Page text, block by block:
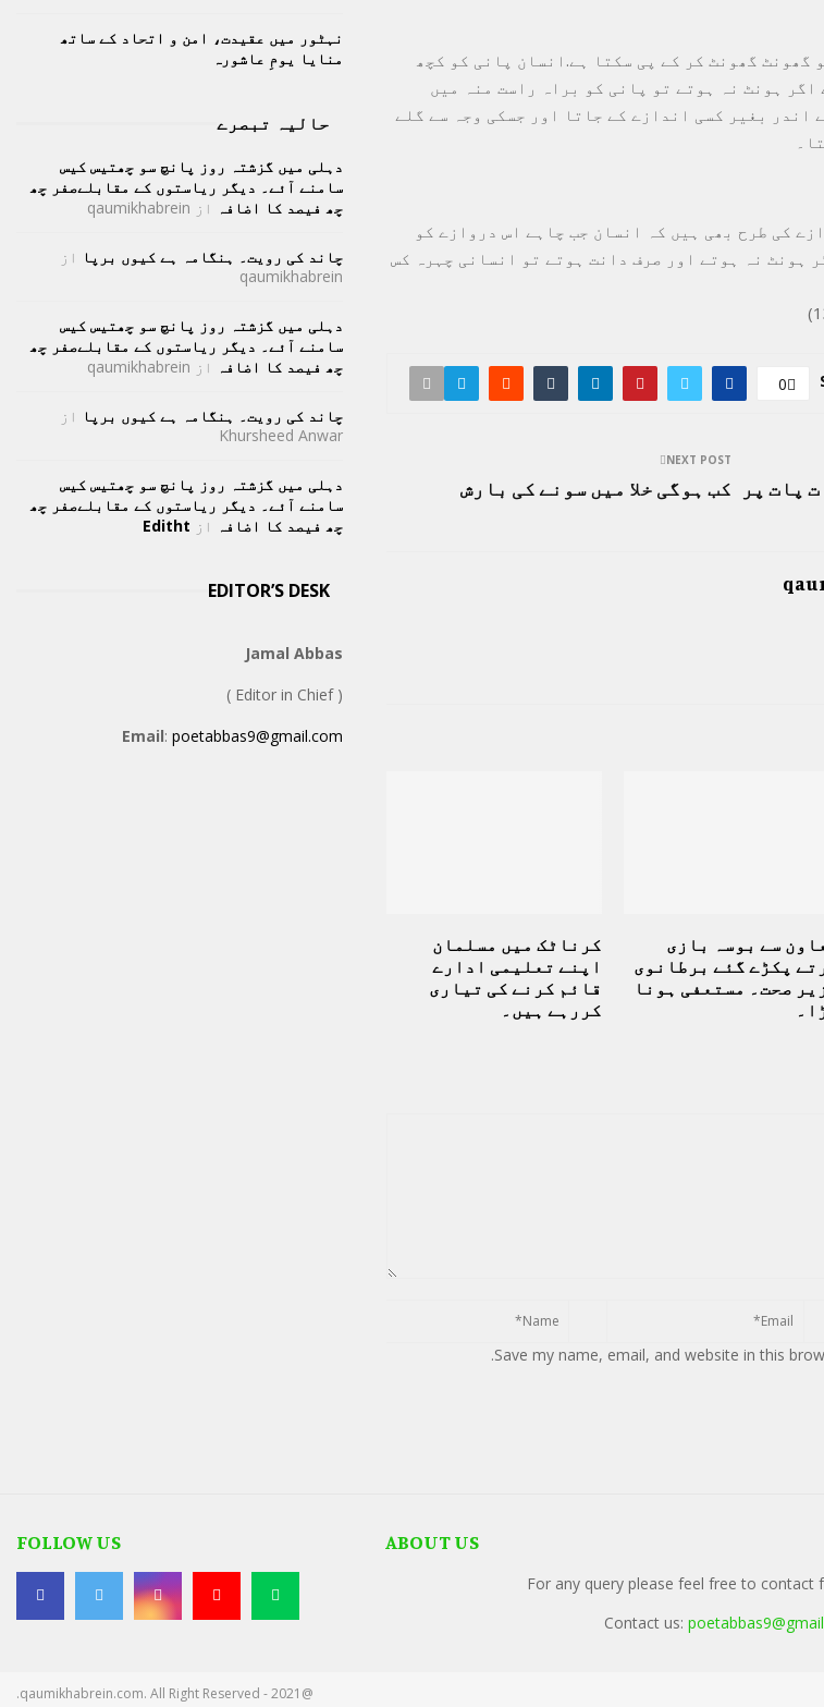
گھونٹ گھونٹ کر کے پی سکتا ہے.انسان پانی کو کچھ
ہونٹ نہ ہوتے تو پانی کو براہ راست منہ میں
اندر بغیر کسی اندازے کے جاتا اور جسکی وجہ سے گلے
کی طرح بھی ہیں کہ انسان جب چاہے اس دروازے کو
ہونٹ نہ ہوتے اور صرف دانت ہوتے تو انسانی چہرہ کس
0
پات پر
NEXT POST
کب ہوگی خلا میں سونے کی بارش
کرناٹک میں مسلمان
اپنے تعلیمی ادارے
قائم کرنے کی تیاری
کررہے ہیں۔
سے بوسہ بازی
پکڑے گئے برطانوی
صحت۔ مستعفی ہونا
Save my name, email, and website in this
نہٹور میں عقیدت، امن و اتحاد کے ساتھ
منایا یومِ عاشورہ
حالیہ تبصرے
دہلی میں گزشتہ روز پانچ سو چھتیس کیس
سامنے آئے۔ دیگر ریاستوں کے مقابلےصفر چھ
چھ فیصد کا اضافہ از qaumikhabrein
چاند کی رویت۔ ہنگامہ ہے کیوں برپا از
qaumikhabrein
دہلی میں گزشتہ روز پانچ سو چھتیس کیس
سامنے آئے۔ دیگر ریاستوں کے مقابلےصفر چھ
چھ فیصد کا اضافہ از qaumikhabrein
چاند کی رویت۔ ہنگامہ ہے کیوں برپا از
Khursheed Anwar
دہلی میں گزشتہ روز پانچ سو چھتیس کیس
سامنے آئے۔ دیگر ریاستوں کے مقابلےصفر چھ
چھ فیصد کا اضافہ از Editht
EDITOR’S DESK
Jamal Abbas
( Editor in Chief )
Email: poetabbas9@gmail.com
ABOUT US
For any query please feel free to contact
Contact us:
FOLLOW US
@2021 - qaumikhabrein.com. All Right Reserved.